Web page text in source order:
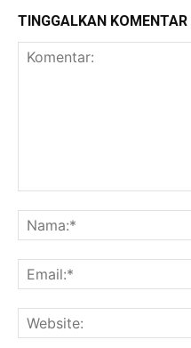
TINGGALKAN KOMENTAR